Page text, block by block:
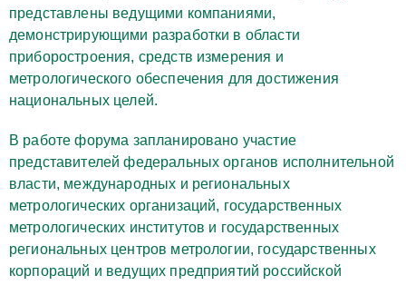
представлены ведущими компаниями,
демонстрирующими разработки в области
приборостроения, средств измерения и
метрологического обеспечения для достижения
национальных целей.
В работе форума запланировано участие
представителей федеральных органов исполнительной
власти, международных и региональных
метрологических организаций, государственных
метрологических институтов и государственных
региональных центров метрологии, государственных
корпораций и ведущих предприятий российской